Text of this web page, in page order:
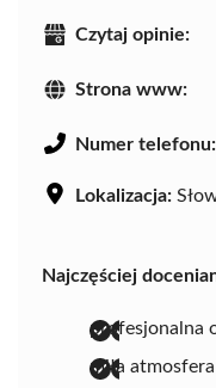
Czytaj opinie:
Strona www:
Numer telefonu:
Lokalizacja:
Najczęściej
profesjonalna
miła atmosfera